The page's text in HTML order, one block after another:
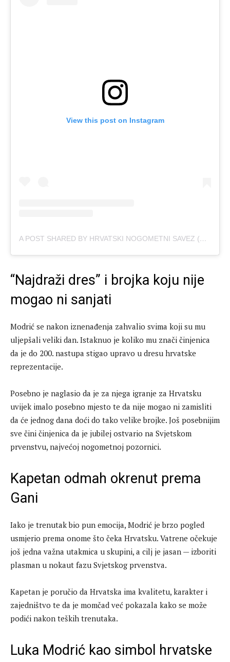
View this post on Instagram
A POST SHARED BY HRVATSKI NOGOMETNI SAVEZ (@HNS_CFF)
“Najdraži dres” i brojka koju nije
mogao ni sanjati
Modrić se nakon iznenađenja zahvalio svima koji su mu
uljepšali veliki dan. Istaknuo je koliko mu znači činjenica
da je do 200. nastupa stigao upravo u dresu hrvatske
reprezentacije.
Posebno je naglasio da je za njega igranje za Hrvatsku
uvijek imalo posebno mjesto te da nije mogao ni zamisliti
da će jednog dana doći do tako velike brojke. Još posebnijim
sve čini činjenica da je jubilej ostvario na Svjetskom
prvenstvu, najvećoj nogometnoj pozornici.
Kapetan odmah okrenut prema
Gani
Iako je trenutak bio pun emocija, Modrić je brzo pogled
usmjerio prema onome što čeka Hrvatsku. Vatrene očekuje
još jedna važna utakmica u skupini, a cilj je jasan — izboriti
plasman u nokaut fazu Svjetskog prvenstva.
Kapetan je poručio da Hrvatska ima kvalitetu, karakter i
zajedništvo te da je momčad već pokazala kako se može
podići nakon teških trenutaka.
Luka Modrić kao simbol hrvatske